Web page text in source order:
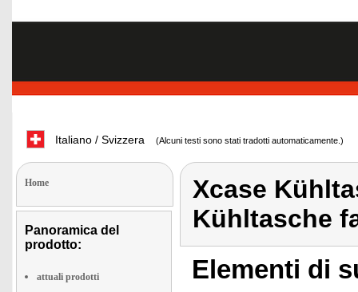
Italiano / Svizzera (Alcuni testi sono stati tradotti automaticamente.)
Home
Panoramica del
prodotto:
attuali prodotti
Xcase
Kühltasche
Elementi di